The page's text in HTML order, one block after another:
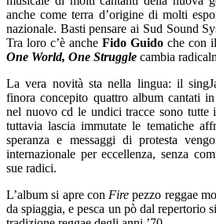
anche come terra d’origine di molti
nazionale. Basti pensare ai Sud Sound
Tra loro c’è anche Fido Guido che con
One World, One Struggle cambia
La vera novità sta nella lingua: il
finora concepito quattro album cantati
nel nuovo cd le undici tracce sono tutte
tuttavia lascia immutate le tematiche
speranza e messaggi di protesta
internazionale per eccellenza, senza
sue radici.
L’album si apre con Firepezzo reggae
da spiaggia, e pesca un pò dal repertorio